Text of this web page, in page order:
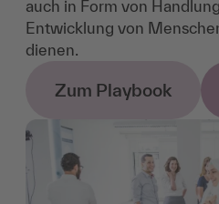
auch in Form von
Entwicklung von
dienen.
Zum Playbook